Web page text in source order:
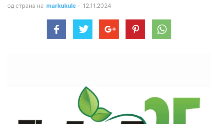
од страна на markukule - 12.11.2024